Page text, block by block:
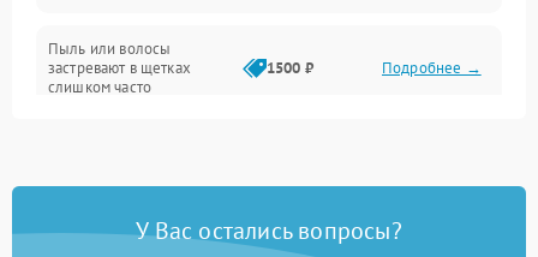
Программные сбои
Пыль или волосы
застревают в щетках
слишком часто
1500 ₽ Подробнее →
У Вас остались вопросы?